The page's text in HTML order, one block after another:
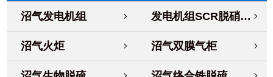
沼气发电机组 发电机组SCR脱硝系统
沼气火炬 沼气双膜气柜